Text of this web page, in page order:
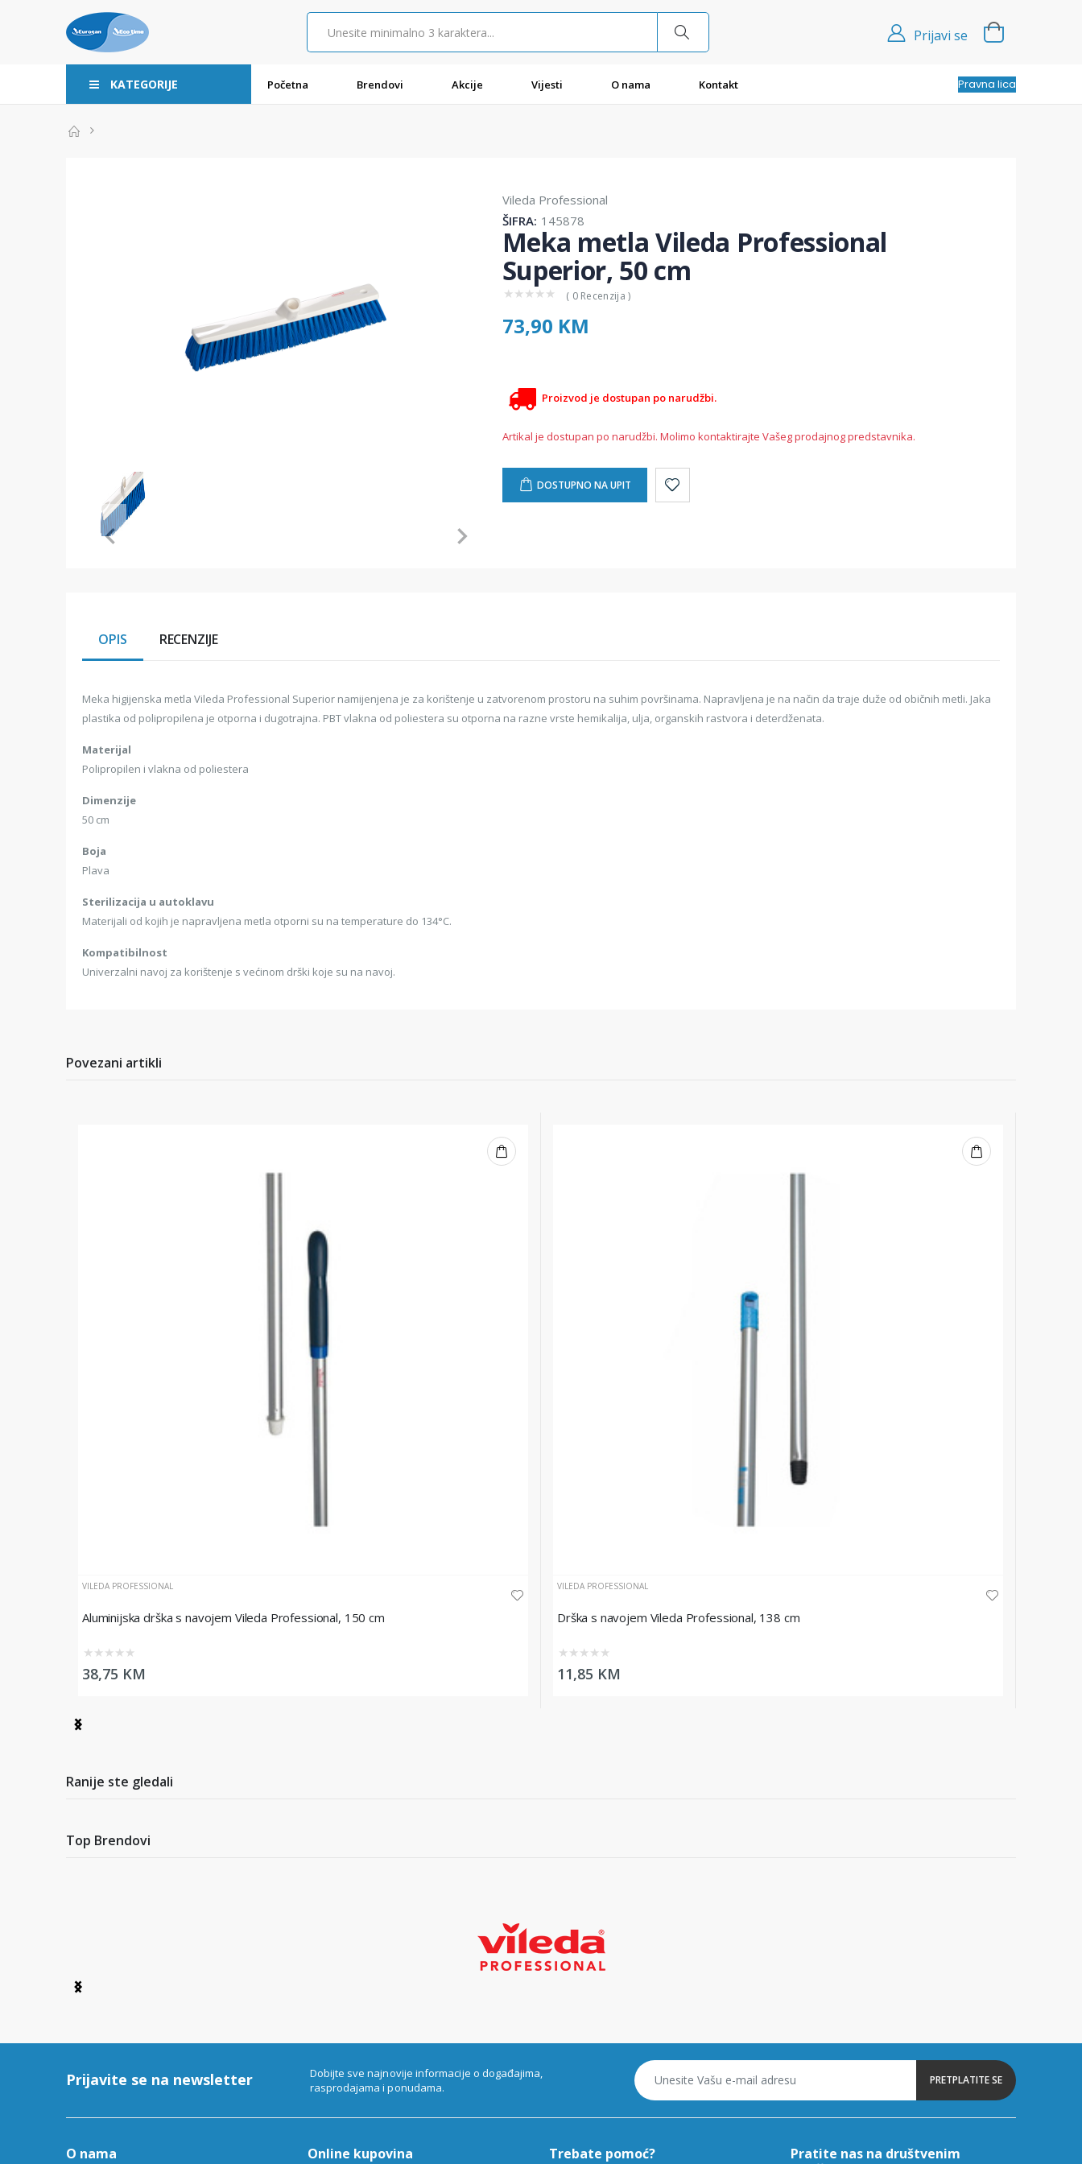
Prijavi se
KATEGORIJE Početna Brendovi Akcije Vijesti O nama Kontakt Pravna lica
Item
Vileda Professional
ŠIFRA: 145878
Meka metla Vileda Professional
Superior, 50 cm
★ ★ ★ ★ ★ ( 0 Recenzija )
73,90 KM
Proizvod je dostupan po narudžbi.
Artikal je dostupan po narudžbi. Molimo kontaktirajte Vašeg prodajnog predstavnika.
DOSTUPNO NA UPIT
OPIS RECENZIJE
Meka higijenska metla Vileda Professional Superior namijenjena je za korištenje u zatvorenom prostoru na suhim površinama. Napravljena je na način da traje duže od običnih metli. Jaka
plastika od polipropilena je otporna i dugotrajna. PBT vlakna od poliestera su otporna na razne vrste hemikalija, ulja, organskih rastvora i deterdženata.
Materijal
Polipropilen i vlakna od poliestera
Dimenzije
50 cm
Boja
Plava
Sterilizacija u autoklavu
Materijali od kojih je napravljena metla otporni su na temperature do 134°C.
Kompatibilnost
Univerzalni navoj za korištenje s većinom drški koje su na navoj.
Povezani artikli
VILEDA PROFESSIONAL
Aluminijska drška s navojem Vileda Professional, 150 cm
★ ★ ★ ★ ★
38,75 KM
VILEDA PROFESSIONAL
Drška s navojem Vileda Professional, 138 cm
★ ★ ★ ★ ★
11,85 KM
Item
10
Ranije ste gledali
Top Brendovi
Item
Prijavite se na newsletter
Dobijte sve najnovije informacije o događajima,
rasprodajama i ponudama.
PRETPLATITE SE
O nama Online kupovina Trebate pomoć?
Pratite nas na društvenim